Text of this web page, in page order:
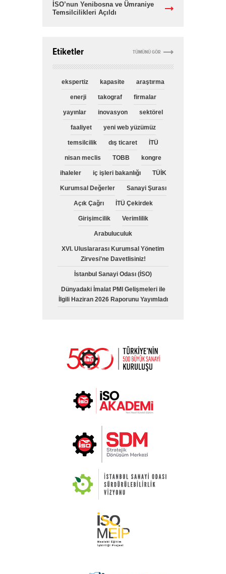
İSO’nun Yenibosna ve Ümraniye
Temsilcilikleri Açıldı
TÜMÜNÜ GÖR
Etiketler
ekspertiz kapasite araştırma
enerji takograf firmalar
yayınlar inovasyon sektörel
faaliyet yeni web yüzümüz
temsilcilik dış ticaret İTÜ
nisan meclis TOBB kongre
ihaleler iç işleri bakanlığı TÜİK
Kurumsal Değerler Sanayi Şurası
Açık Çağrı İTÜ Çekirdek
Girişimcilik Verimlilik
Arabuluculuk
XVI. Uluslararası Kurumsal Yönetim
Zirvesi'ne Davetlisiniz!
İstanbul Sanayi Odası (İSO)
Dünyadaki İmalat PMI Gelişmeleri ile
İlgili Haziran 2026 Raporunu Yayımladı